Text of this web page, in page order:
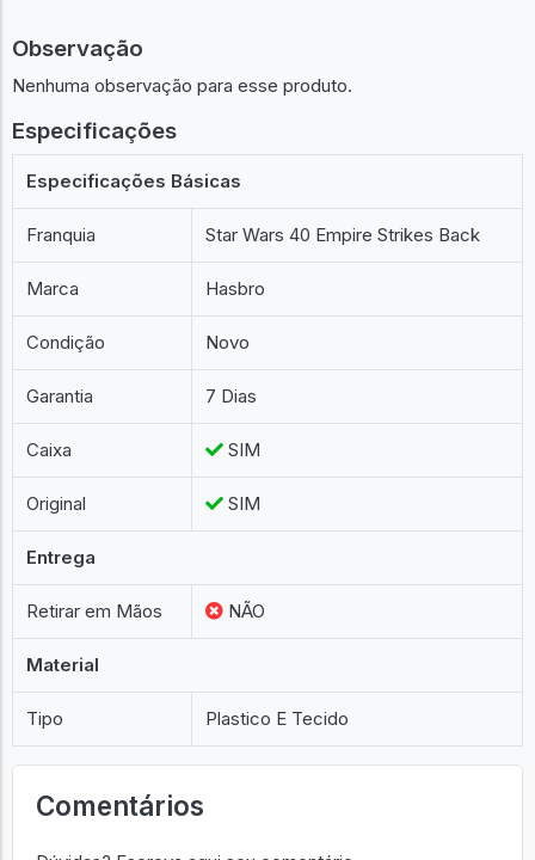
Observação
Nenhuma observação para esse produto.
Especificações
Especificações Básicas
Franquia Star Wars 40 Empire Strikes Back
Marca Hasbro
Condição Novo
Garantia 7 Dias
Caixa SIM
Original SIM
Entrega
Retirar em Mãos NÃO
Material
Tipo Plastico E Tecido
Comentários